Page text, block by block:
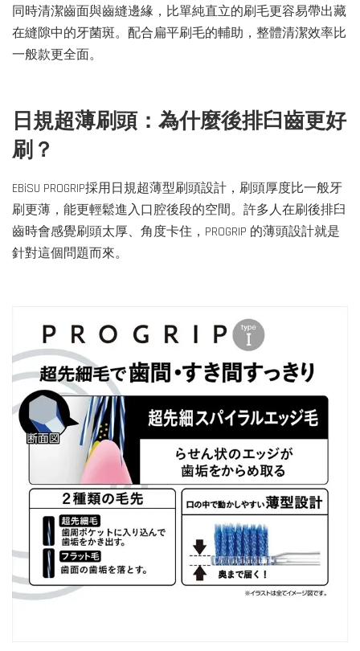
同時清潔齒面與齒縫邊緣，比單純直立的刷毛更容易帶出藏
在縫隙中的牙菌斑。配合扁平刷毛的輔助，整體清潔效率比
一般款更全面。
日規超薄刷頭：為什麼後排臼齒更好
刷？
EBiSU PROGRIP採用日規超薄型刷頭設計，刷頭厚度比一般牙
刷更薄，能更輕鬆進入口腔後段的空間。許多人在刷後排臼
齒時會感覺刷頭太厚、角度卡住，PROGRIP 的薄頭設計就是
針對這個問題而來。